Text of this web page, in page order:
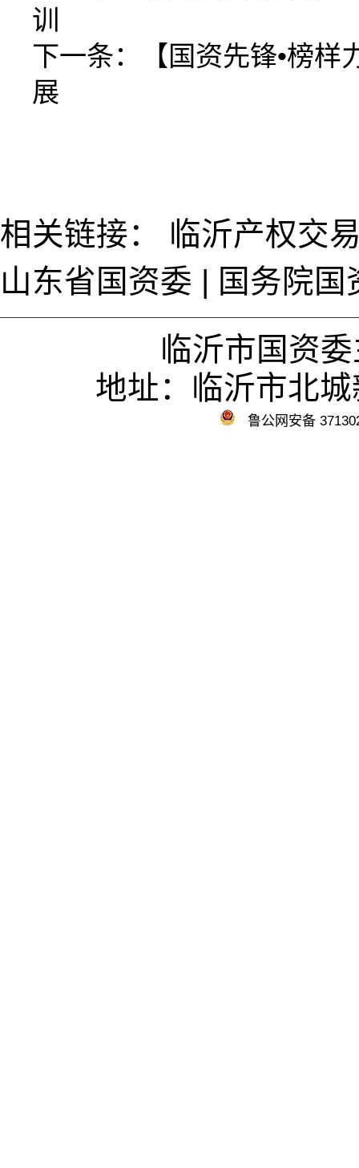
训
下一条：
【国资先锋•榜
展
相关链接： 临沂产权交
山东省国资委 | 国务院国
临沂市国资
地址：临沂市北
鲁公网安备